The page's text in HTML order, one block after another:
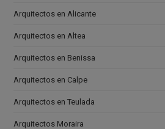
Arquitectos en Alicante
Arquitectos en Altea
Arquitectos en Benissa
Arquitectos en Calpe
Arquitectos en Teulada
Arquitectos Moraira